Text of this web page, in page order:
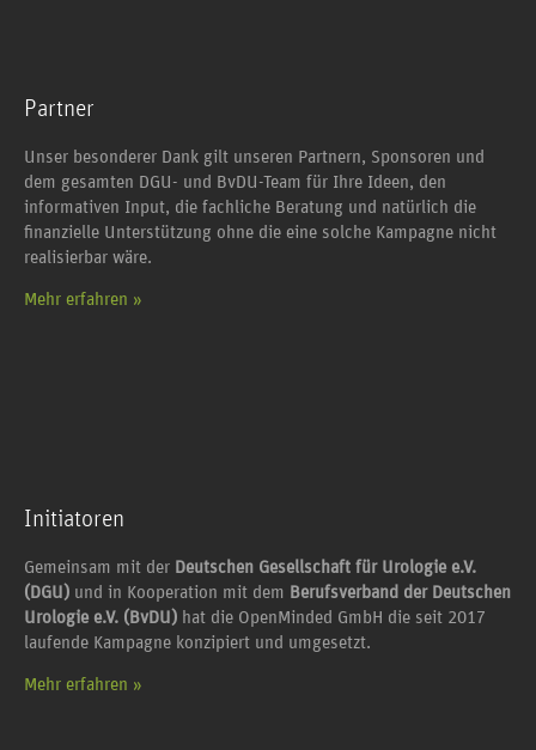
Partner
Unser besonderer Dank gilt unseren Partnern, Sponsoren und
dem gesamten DGU- und BvDU-Team für Ihre Ideen, den
informativen Input, die fachliche Beratung und natürlich die
finanzielle Unterstützung ohne die eine solche Kampagne nicht
realisierbar wäre.
Mehr erfahren »
Initiatoren
Gemeinsam mit der Deutschen Gesellschaft für Urologie e.V.
(DGU) und in Kooperation mit dem Berufsverband der Deutschen
Urologie e.V. (BvDU) hat die OpenMinded GmbH die seit 2017
laufende Kampagne konzipiert und umgesetzt.
Mehr erfahren »